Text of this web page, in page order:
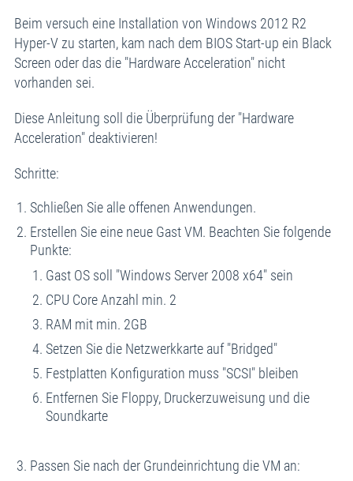
Beim versuch eine Installation von Windows 2012 R2
Hyper-V zu starten, kam nach dem BIOS Start-up ein Black
Screen oder das die "Hardware Acceleration" nicht
vorhanden sei.
Diese Anleitung soll die Überprüfung der "Hardware
Acceleration" deaktivieren!
Schritte:
Schließen Sie alle offenen Anwendungen.
Erstellen Sie eine neue Gast VM. Beachten Sie folgende
Punkte:
Gast OS soll "Windows Server 2008 x64" sein
CPU Core Anzahl min. 2
RAM mit min. 2GB
Setzen Sie die Netzwerkkarte auf "Bridged"
Festplatten Konfiguration muss "SCSI" bleiben
Entfernen Sie Floppy, Druckerzuweisung und die
Soundkarte
Passen Sie nach der Grundeinrichtung die VM an: